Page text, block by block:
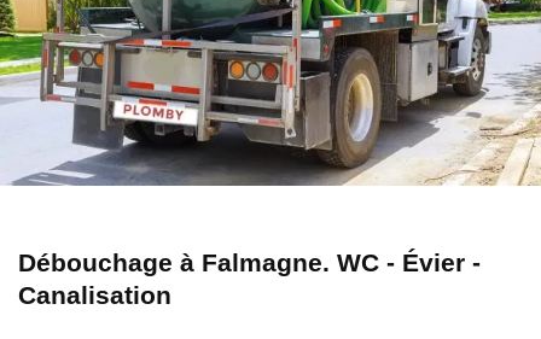
Débouchage à Falmagne. WC - Évier -
Canalisation